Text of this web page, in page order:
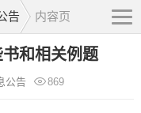
告 内容页
和相关例题
公告 869